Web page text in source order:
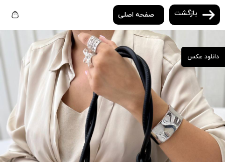
بازگشت صفحه اصلی
دانلود عکس